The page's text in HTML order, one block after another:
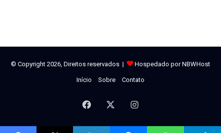
© Copyright 2026, Direitos reservados | Hospedado por NBWHost
Início Sobre Contato
Facebook Instagram